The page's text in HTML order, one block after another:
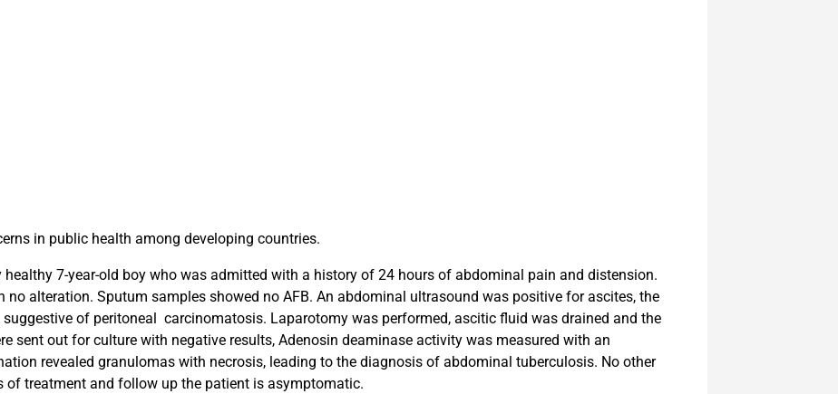
in public health among developing countries.
healthy 7-year-old boy who was admitted with a history of 24 hours of abdominal pain and distension.
alteration. Sputum samples showed no AFB. An abdominal ultrasound was positive for ascites, the
of peritoneal
carcinomatosis. Laparotomy was performed, ascitic fluid was drained and the
sent out for culture with negative results, Adenosin deaminase activity was measured with an
revealed granulomas with necrosis, leading to the diagnosis of abdominal tuberculosis. No other
treatment and follow up the patient is asymptomatic.